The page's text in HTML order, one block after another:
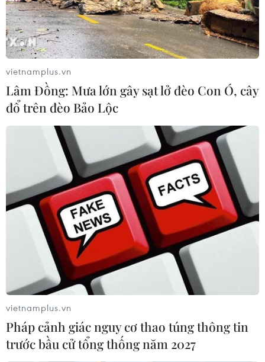
vietnamplus.vn
Lâm Đồng: Mưa lớn gây sạt lở đèo Con Ó, cây
đổ trên đèo Bảo Lộc
vietnamplus.vn
Pháp cảnh giác nguy cơ thao túng thông tin
trước bầu cử tổng thống năm 2027